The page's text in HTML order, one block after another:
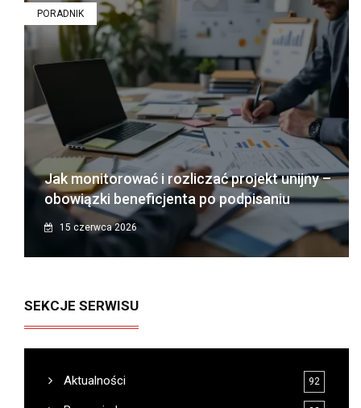
PORADNIK
Jak monitorować i rozliczać projekt unijny –
obowiązki beneficjenta po podpisaniu
15 czerwca 2026
SEKCJE SERWISU
Aktualności 92